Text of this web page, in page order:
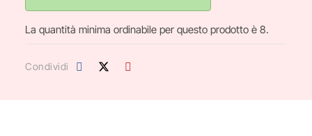
La quantità minima ordinabile per questo prodotto è 8.
Condividi